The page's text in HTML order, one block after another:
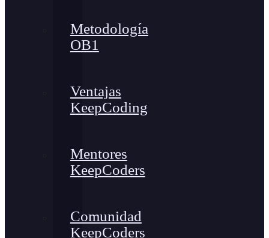
Metodología
OB1
Ventajas
KeepCoding
Mentores
KeepCoders
Comunidad
KeepCoders